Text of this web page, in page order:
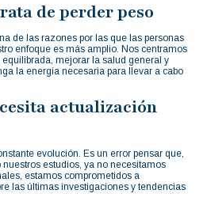
de perder peso
de las razones por las que las personas
enfoque es más amplio. Nos centramos
mejorar la salud general y
la energía necesaria para llevar a cabo
actualización
evolución. Es un error pensar que,
estudios, ya no necesitamos
estamos comprometidos a
las últimas investigaciones y tendencias